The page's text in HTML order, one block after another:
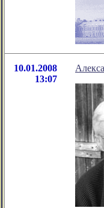
10.01.2008
13:07